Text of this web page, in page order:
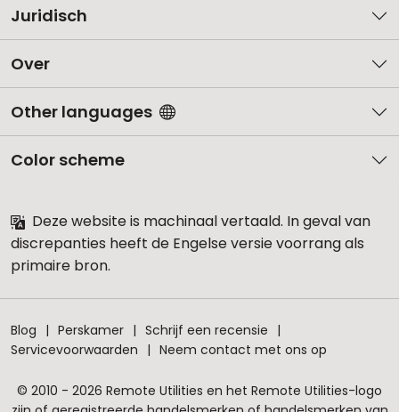
Juridisch
Over
Other languages
Color scheme
Deze website is machinaal vertaald. In geval van
discrepanties heeft de Engelse versie voorrang als
primaire bron.
Blog Perskamer
Schrijf een recensie
Servicevoorwaarden
Neem contact met ons op
© 2010 - 2026 Remote Utilities en het Remote Utilities-logo